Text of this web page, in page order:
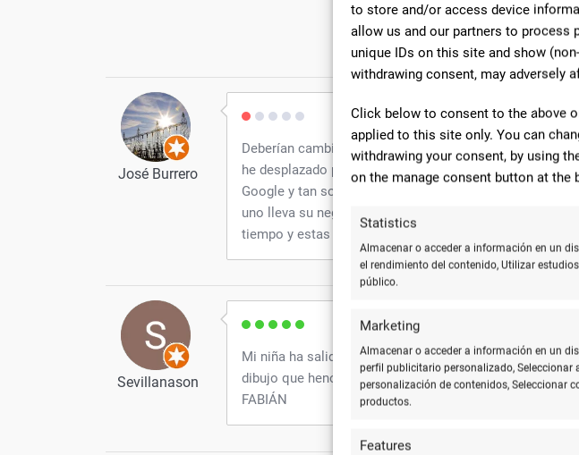
to store and/or access device
allow us and our partners to process
unique IDs on this site and show
withdrawing consent, may adversely
Click below to consent to the above
applied to this site only. You can
withdrawing your consent, by using
on the manage consent button at the
Statistics
Almacenar o acceder a información en un
el rendimiento del contenido, Utilizar
público.
Marketing
Almacenar o acceder a información en un
perfil publicitario personalizado, Seleccionar
personalización de contenidos, Seleccionar
productos.
Features
82 Comentarios
José Burrero
Deberían cambiar el horario e indicar que solo atienden
he desplazado pensando que habría un local abierto tal
Google y tan solo hay un cartel con un número de
uno lleva su negocio como quiere pero hoy día todos
tiempo y estas cosas prácticamente te parten la tarde.
Sevillanason
Mi niña ha salido súper contenta de su primera clase!!
dibujo que henos decidido que se forme desde
FABIÁN